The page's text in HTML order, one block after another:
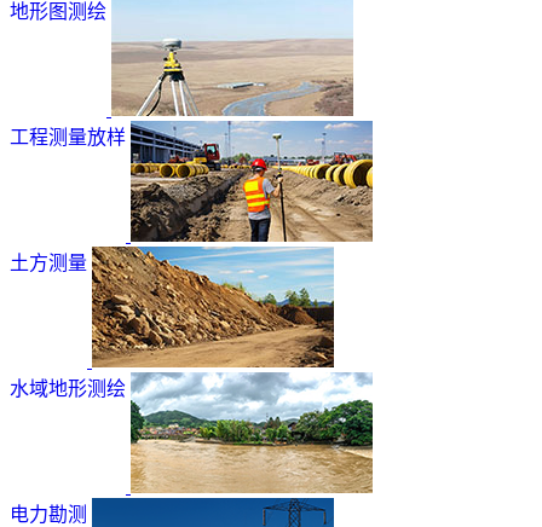
地形图测绘
工程测量放样
土方测量
水域地形测绘
电力勘测